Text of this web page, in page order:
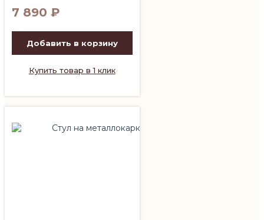
7 890 ₽
Добавить в корзину
Купить товар в 1 клик